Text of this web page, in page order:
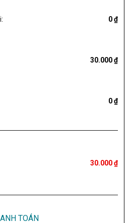
0 ₫
30.000 ₫
0 ₫
30.000 ₫
TOÁN